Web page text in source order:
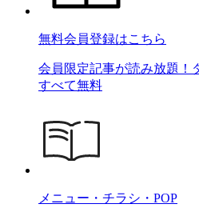
無料会員登録はこちら
会員限定記事が読み放題！
すべて無料
メニュー・チラシ・POP